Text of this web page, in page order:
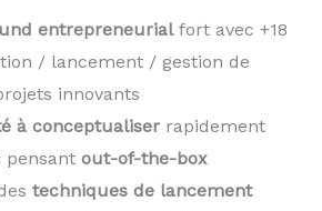
entrepreneurialfort avec +18
/ lancement / gestion de
innovants
à conceptualiser rapidement
pensant out-of-the-box
techniques de lancement